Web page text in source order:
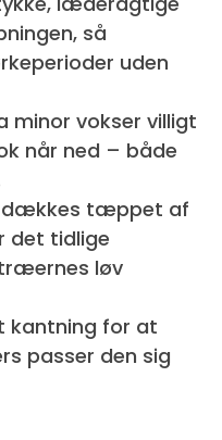
så
uden
minor vokser villigt
når ned – både
dækkes tæppet af
det tidlige
løv
kantning for at
passer den sig